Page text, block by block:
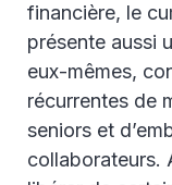
financière, le
présente aussi
eux-mêmes,
récurrentes de
seniors et
collaborateurs.